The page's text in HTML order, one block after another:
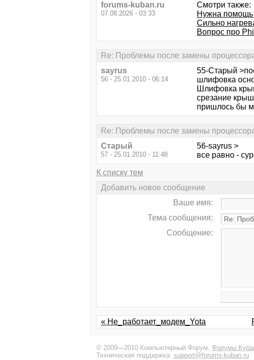
forums-kuban.ru
07.08.2026 - 03:33
Смотри также:
Нужна помощь
Сильно
Вопрос про
Re: Проблемы после замены
sayrus
56 - 25.01.2010 - 06:14
55-Старый
шлифовка
Шлифовка
срезание
пришлось бы
Re: Проблемы после замены
Старый
57 - 25.01.2010 - 11:48
56-sayrus >
все равно -
К списку тем
Добавить новое сообщение
Ваше имя:
Тема сообщения:
Сообщение:
« Не_работает_модем_Yota
© 2009—2010 Компьютерный Форум, Форумы
Техническая поддержка: support@forums-kuban.ru